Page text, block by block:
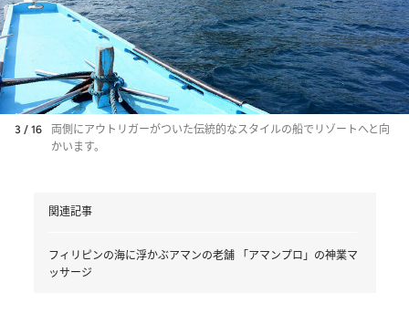
3 / 16
両側にアウトリガーがついた伝統的なスタイルの船でリゾートへと向
かいます。
関連記事
フィリピンの海に浮かぶアマンの老舗 「アマンプロ」の神業マ
ッサージ